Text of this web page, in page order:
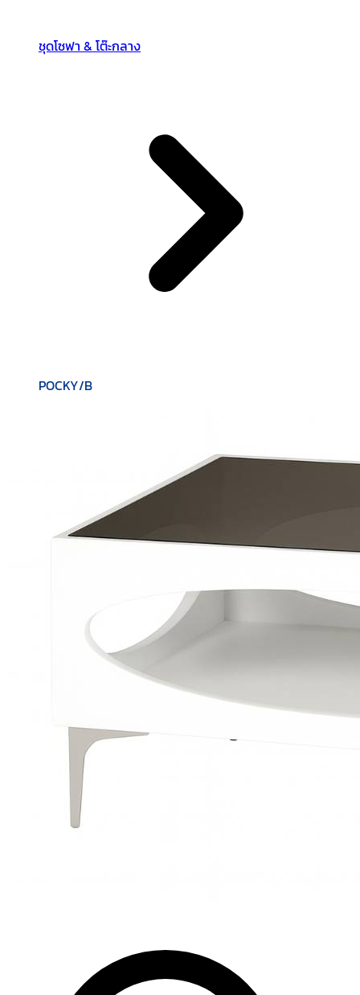
ชุดโซฟา & โต๊ะกลาง
POCKY/B